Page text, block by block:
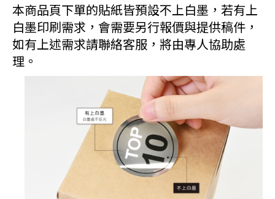
本商品頁下單的貼紙皆預設不上白墨，若有上
白墨印刷需求，會需要另行報價與提供稿件，
如有上述需求請聯絡客服，將由專人協助處
理。